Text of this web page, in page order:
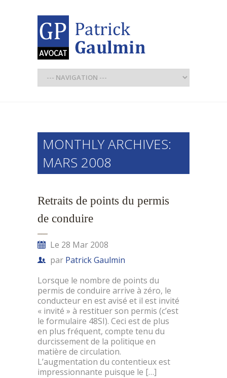
MONTHLY ARCHIVES:
MARS 2008
Retraits de points du permis
de conduire
Le 28 Mar 2008
par Patrick Gaulmin
Lorsque le nombre de points du
permis de conduire arrive à zéro, le
conducteur en est avisé et il est invité
« invité » à restituer son permis (c’est
le formulaire 48SI). Ceci est de plus
en plus fréquent, compte tenu du
durcissement de la politique en
matière de circulation.
L’augmentation du contentieux est
impressionnante puisque le […]